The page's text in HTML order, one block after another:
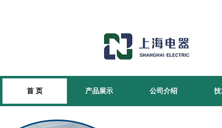
首 页 产品展示 公司介绍